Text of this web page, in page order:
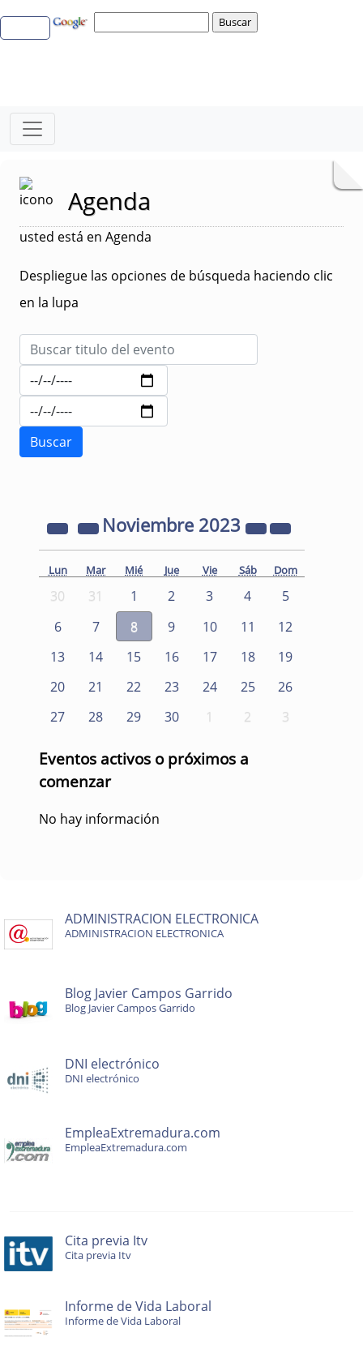
Agenda
usted está en Agenda
Despliegue las opciones de búsqueda haciendo clic
en la lupa
Noviembre 2023
Lun Mar Mié Jue Vie Sáb Dom
30 31 1 2 3 4
5
6
7 8 9 10 11
12
13
14 15 16 17 18
19
20
21 22 23 24 25
26
27
28 29 30 1 2 3
Eventos activos o próximos a
comenzar
No hay información
ADMINISTRACION ELECTRONICA
ADMINISTRACION ELECTRONICA
Blog Javier Campos Garrido
Blog Javier Campos Garrido
DNI electrónico
DNI electrónico
EmpleaExtremadura.com
EmpleaExtremadura.com
Cita previa Itv
Cita previa Itv
Informe de Vida Laboral
Informe de Vida Laboral